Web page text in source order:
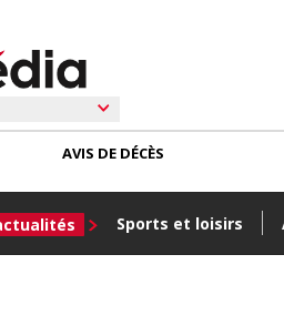
Sports et loisirs
AVIS DE DÉCÈS